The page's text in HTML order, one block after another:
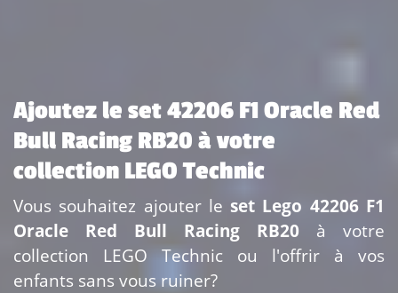
Ajoutez le set 42206 F1 Oracle Red
Bull Racing RB20 à votre
collection LEGO Technic
Vous souhaitez ajouter le set Lego 42206 F1
Oracle Red Bull Racing RB20 à votre
collection LEGO Technic ou l'offrir à vos
enfants sans vous ruiner?